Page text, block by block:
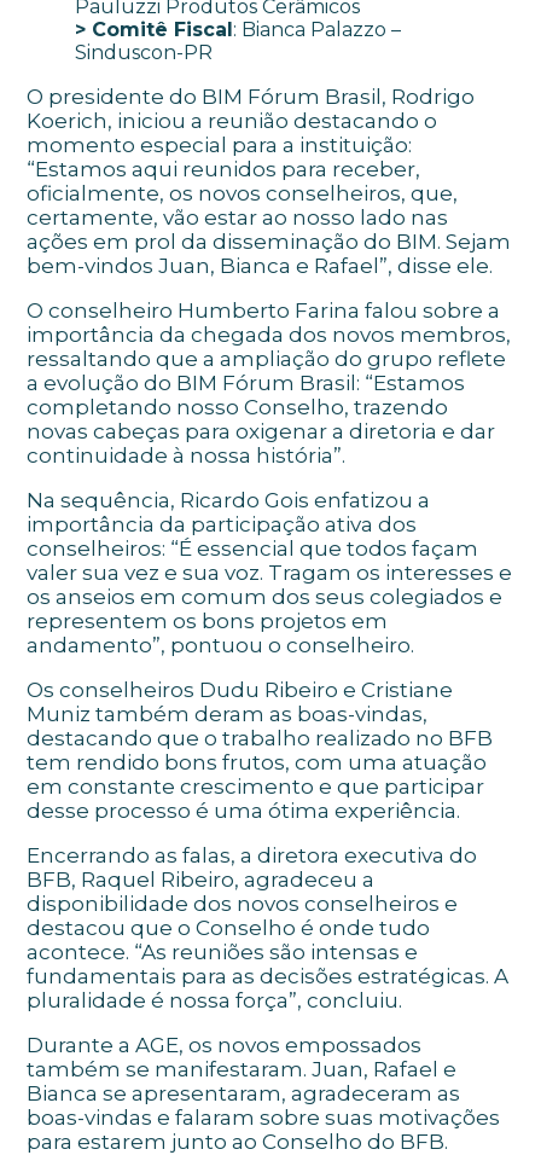
Pauluzzi Produtos Cerâmicos
> Comitê Fiscal: Bianca Palazzo –
Sinduscon-PR
O presidente do BIM Fórum Brasil, Rodrigo
Koerich, iniciou a reunião destacando o
momento especial para a instituição:
“Estamos aqui reunidos para receber,
oficialmente, os novos conselheiros, que,
certamente, vão estar ao nosso lado nas
ações em prol da disseminação do BIM. Sejam
bem-vindos Juan, Bianca e Rafael”, disse ele.
O conselheiro Humberto Farina falou sobre a
importância da chegada dos novos membros,
ressaltando que a ampliação do grupo reflete
a evolução do BIM Fórum Brasil: “Estamos
completando nosso Conselho, trazendo
novas cabeças para oxigenar a diretoria e dar
continuidade à nossa história”.
Na sequência, Ricardo Gois enfatizou a
importância da participação ativa dos
conselheiros: “É essencial que todos façam
valer sua vez e sua voz. Tragam os interesses e
os anseios em comum dos seus colegiados e
representem os bons projetos em
andamento”, pontuou o conselheiro.
Os conselheiros Dudu Ribeiro e Cristiane
Muniz também deram as boas-vindas,
destacando que o trabalho realizado no BFB
tem rendido bons frutos, com uma atuação
em constante crescimento e que participar
desse processo é uma ótima experiência.
Encerrando as falas, a diretora executiva do
BFB, Raquel Ribeiro, agradeceu a
disponibilidade dos novos conselheiros e
destacou que o Conselho é onde tudo
acontece. “As reuniões são intensas e
fundamentais para as decisões estratégicas. A
pluralidade é nossa força”, concluiu.
Durante a AGE, os novos empossados
também se manifestaram. Juan, Rafael e
Bianca se apresentaram, agradeceram as
boas-vindas e falaram sobre suas motivações
para estarem junto ao Conselho do BFB.